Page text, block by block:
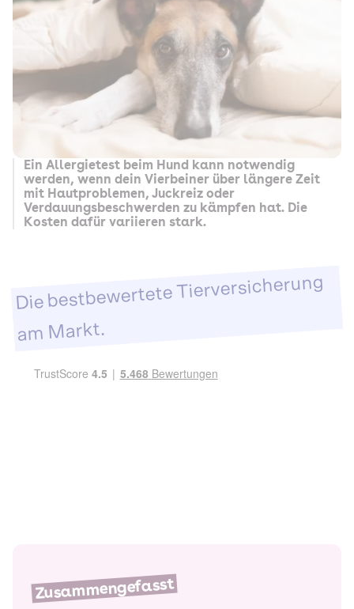
Ein Allergietest beim Hund kann notwendig
werden, wenn dein Vierbeiner über längere Zeit
mit Hautproblemen, Juckreiz oder
Verdauungsbeschwerden zu kämpfen hat. Die
Kosten dafür variieren stark.
Die bestbewertete Tierversicherung
am Markt.
Zusammengefasst